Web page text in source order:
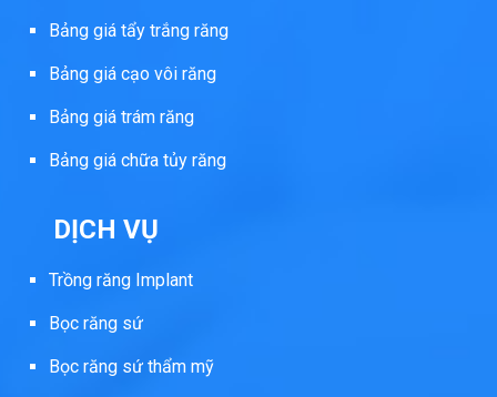
Bảng giá tẩy trắng răng
Bảng giá cạo vôi răng
Bảng giá trám răng
Bảng giá chữa tủy răng
DỊCH VỤ
Trồng răng Implant
Bọc răng sứ
Bọc răng sứ thẩm mỹ